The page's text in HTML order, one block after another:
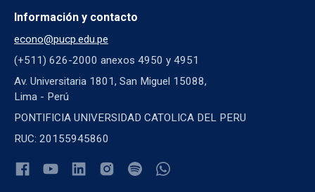
Información y contacto
econo@pucp.edu.pe
(+511) 626-2000 anexos 4950 y 4951
Av. Universitaria 1801, San Miguel 15088,
Lima - Perú
PONTIFICIA UNIVERSIDAD CATOLICA DEL PERU
RUC: 20155945860